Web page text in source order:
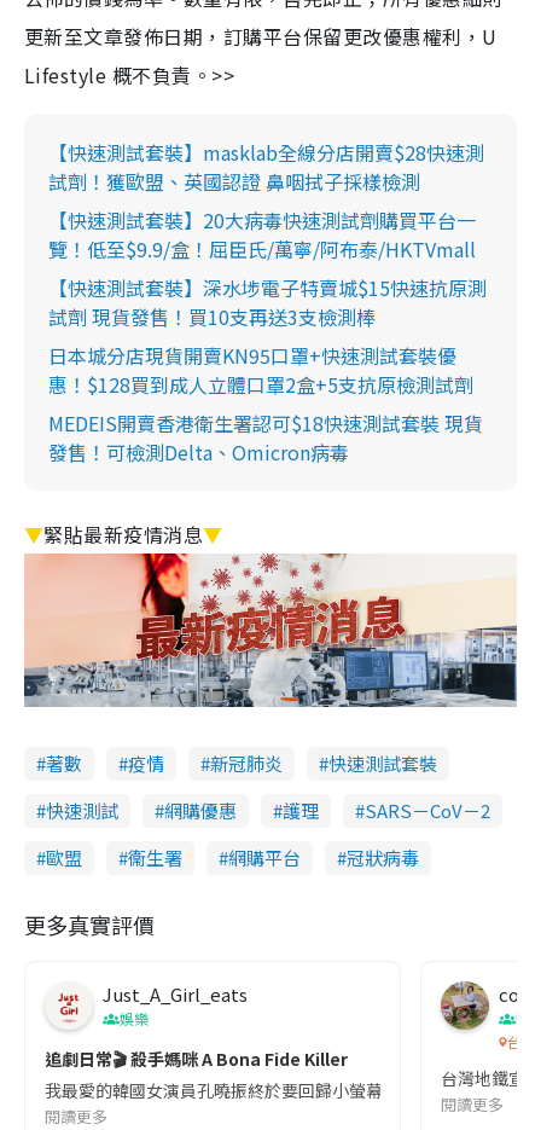
更新至文章發佈日期，訂購平台保留更改優惠權利，U
Lifestyle 概不負責。>>
【快速測試套裝】masklab全線分店開賣$28快速測
試劑！獲歐盟、英國認證 鼻咽拭子採樣檢測
【快速測試套裝】20大病毒快速測試劑購買平台一
覽！低至$9.9/盒！屈臣氏/萬寧/阿布泰/HKTVmall
【快速測試套裝】深水埗電子特賣城$15快速抗原測
試劑 現貨發售！買10支再送3支檢測棒
日本城分店現貨開賣KN95口罩+快速測試套裝優
惠！$128買到成人立體口罩2盒+5支抗原檢測試劑
MEDEIS開賣香港衛生署認可$18快速測試套裝 現貨
發售！可檢測Delta、Omicron病毒
▼緊貼最新疫情消息▼
著數 疫情 新冠肺炎
快速測試套裝
快速測試
網購優惠 護理
SARS－CoV－2
歐盟
衞生署 網購平台 冠狀病毒
更多真實評價
Just_A_Girl_eats
娛樂
追劇日常🎬 殺手媽咪 A Bona Fide Killer
我最愛的韓國女演員孔曉振終於要回歸小螢幕啦!這次的劇本改編
閱讀更多
co
吹
台灣
台灣地鐵宣
閱讀更多